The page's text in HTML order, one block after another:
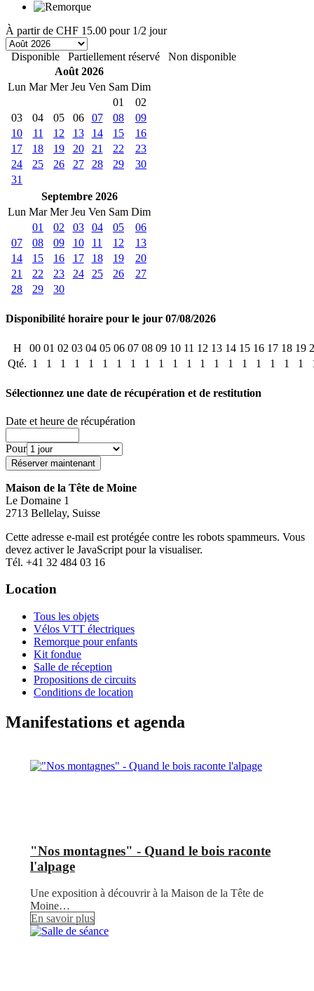
À partir de CHF 15.00 pour 1/2 jour
Disponible Partiellement réservé
Non disponible
Août 2026
Lun Mar Mer Jeu Ven Sam Dim
01
02
03
04 05 06 07 08
09
10
11 12 13 14 15
16
17
18 19 20 21 22
23
24
25 26 27 28 29
30
31
Septembre 2026
Lun Mar Mer Jeu Ven Sam Dim
01
02 03 04 05
06
07
08 09 10 11 12
13
14
15 16 17 18 19
20
21
22 23 24 25 26
27
28
29 30
Disponibilité horaire pour le jour 07/08/2026
H 00 01 02 03 04 05 06 07 08 09 10 11 12 13 14 15 16 17 18 19
Qté. 1 1 1 1 1 1 1 1 1 1 1 1 1 1 1 1 1 1 1 1
Sélectionnez une date de récupération et de restitution
Date et heure de récupération
Pour
Maison de la Tête de Moine
Le Domaine 1
2713 Bellelay, Suisse
Cette adresse e-mail est protégée contre les robots spammeurs. Vous
devez activer le JavaScript pour la visualiser.
Tél. +41 32 484 03 16
Location
Tous les objets
Vélos VTT électriques
Remorque pour enfants
Kit fondue
Salle de réception
Propositions de circuits
Conditions de location
Manifestations et agenda
"Nos montagnes" - Quand le bois raconte
l'alpage
Une exposition à découvrir à la Maison de la Tête de
Moine…
En savoir plus